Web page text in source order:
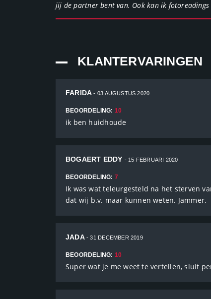
jij de partner bent van. Ook kan ik fotoreadings
KLANTERVARINGEN
FARIDA- 03 AUGUSTUS 2020
BEOORDELING: 10
ik ben huidhoude
BOGAERT EDDY - 15 FEBRUARI 2020
BEOORDELING: 7
Ik was wat teleurgesteld na het sterven
dat wij b.v. maar kunnen weten. Jammer.
JADA- 31 DECEMBER 2019
BEOORDELING: 10
Super wat je me weet te vertellen, sluit